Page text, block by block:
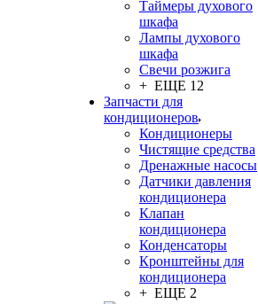
Таймеры духового
шкафа
Лампы духового
шкафа
Свечи розжига
+ ЕЩЕ 12
Запчасти для
кондиционеров
Кондиционеры
Чистящие средства
Дренажные насосы
Датчики давления
кондиционера
Клапан
кондиционера
Конденсаторы
Кронштейны для
кондиционера
+ ЕЩЕ 2